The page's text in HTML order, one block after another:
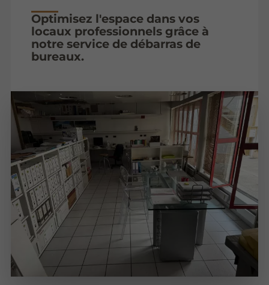
Optimisez l'espace dans vos
locaux professionnels grâce à
notre service de débarras de
bureaux.